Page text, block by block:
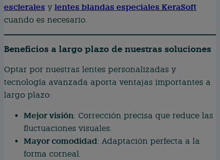
esclerales y lentes blandas especiales KeraSoft
cuando es necesario.
Beneficios a largo plazo de nuestras soluciones
Optar por nuestras lentes personalizadas y
tecnología avanzada aporta ventajas importantes a
largo plazo:
Mejor visión: Corrección precisa que reduce las
fluctuaciones visuales.
Mayor comodidad: Adaptación perfecta a la
forma corneal.